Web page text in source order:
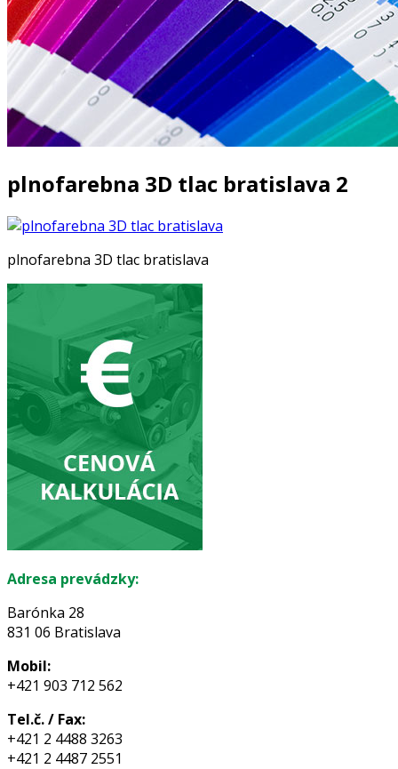
plnofarebna 3D tlac bratislava 2
plnofarebna 3D tlac bratislava
Adresa prevádzky:
Barónka 28
831 06 Bratislava
Mobil:
+421 903 712 562
Tel.č. / Fax:
+421 2 4488 3263
+421 2 4487 2551